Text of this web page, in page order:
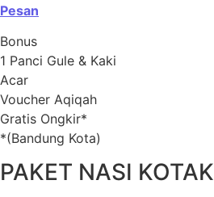
Pesan
Bonus
1 Panci Gule & Kaki
Acar
Voucher Aqiqah
Gratis Ongkir*
*(Bandung Kota)
PAKET NASI KOTAK